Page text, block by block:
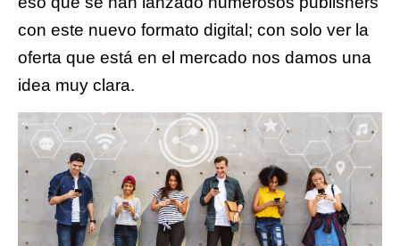
con este nuevo formato digital; con solo ver la
oferta que está en el mercado nos damos una
idea muy clara.